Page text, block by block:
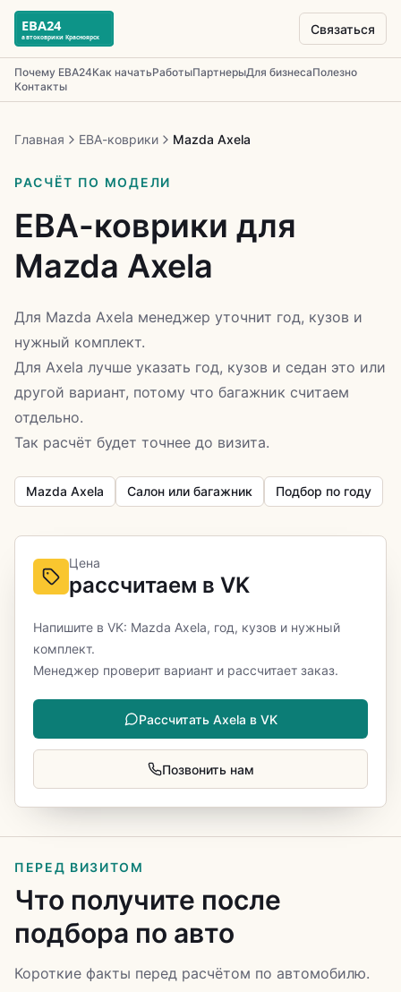
Связаться
Почему ЕВА24Как начатьРаботыПартнерыДля бизнесаПолезно
Контакты
Главная ЕВА-коврики Mazda Axela
РАСЧЁТ ПО МОДЕЛИ
ЕВА-коврики для
Mazda Axela
Для Mazda Axela менеджер уточнит год, кузов и
нужный комплект.
Для Axela лучше указать год, кузов и седан это или
другой вариант, потому что багажник считаем
отдельно.
Так расчёт будет точнее до визита.
Mazda Axela Салон или багажник Подбор по году
Цена
рассчитаем в VK
Напишите в VK: Mazda Axela, год, кузов и нужный
комплект.
Менеджер проверит вариант и рассчитает заказ.
Рассчитать Axela в VK
Позвонить нам
ПЕРЕД ВИЗИТОМ
Что получите после
подбора по авто
Короткие факты перед расчётом по автомобилю.